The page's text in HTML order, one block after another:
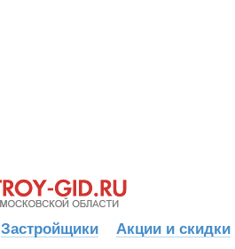
Застройщики Акции и скидки